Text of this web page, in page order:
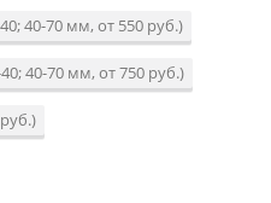
40-70 мм, от 550 руб.)
40-70 мм, от 750 руб.)